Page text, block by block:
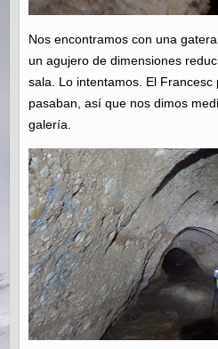
Nos encontramos con una
un agujero de dimensiones
sala. Lo intentamos. El
pasaban, así que nos dimos
galería.